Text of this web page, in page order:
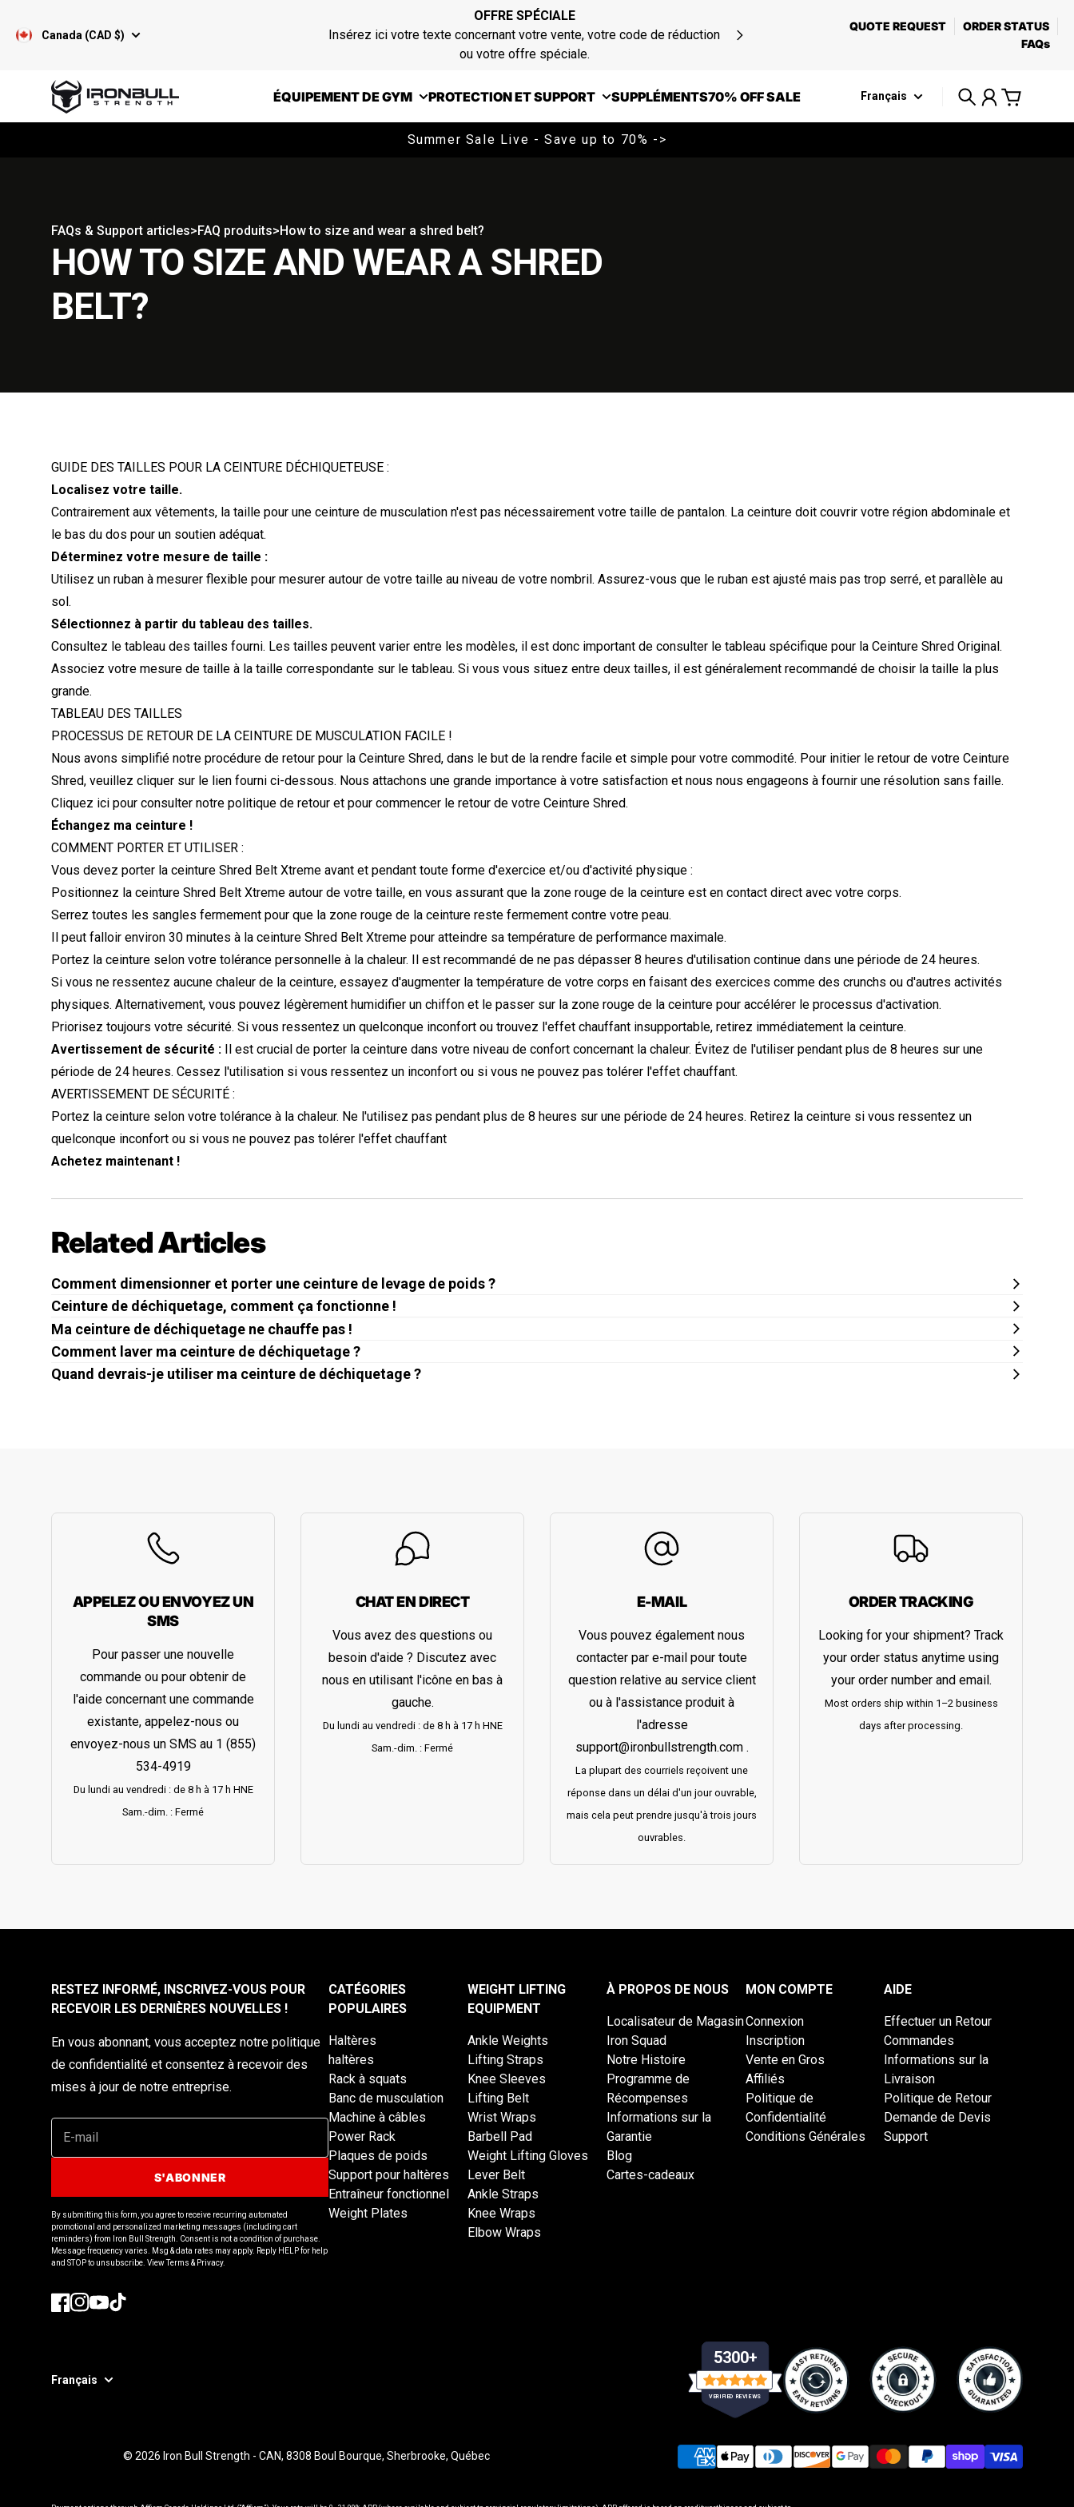
Canada (CAD $)
OFFRE SPÉCIALE
Insérez ici votre texte concernant votre vente, votre code de réduction
ou votre offre spéciale.
QUOTE REQUEST
ORDER STATUS
FAQs
Iron Bull Strength - CAN ÉQUIPEMENT DE GYM PROTECTION ET SUPPORT SUPPLÉMENTS70% OFF SALE Français
Recherche
Compte
Panier
Summer Sale Live - Save up to 70% ->
FAQs & Support articles>FAQ produits>How to size and wear a shred belt?
HOW TO SIZE AND WEAR A SHRED
BELT?
GUIDE DES TAILLES POUR LA CEINTURE DÉCHIQUETEUSE :
Localisez votre taille.
Contrairement aux vêtements, la taille pour une ceinture de musculation n'est pas nécessairement votre taille de pantalon. La ceinture doit couvrir votre région abdominale et
le bas du dos pour un soutien adéquat.
Déterminez votre mesure de taille :
Utilisez un ruban à mesurer flexible pour mesurer autour de votre taille au niveau de votre nombril. Assurez-vous que le ruban est ajusté mais pas trop serré, et parallèle au
sol.
Sélectionnez à partir du tableau des tailles.
Consultez le tableau des tailles fourni. Les tailles peuvent varier entre les modèles, il est donc important de consulter le tableau spécifique pour la Ceinture Shred Original.
Associez votre mesure de taille à la taille correspondante sur le tableau. Si vous vous situez entre deux tailles, il est généralement recommandé de choisir la taille la plus
grande.
TABLEAU DES TAILLES
PROCESSUS DE RETOUR DE LA CEINTURE DE MUSCULATION FACILE !
Nous avons simplifié notre procédure de retour pour la Ceinture Shred, dans le but de la rendre facile et simple pour votre commodité. Pour initier le retour de votre Ceinture
Shred, veuillez cliquer sur le lien fourni ci-dessous. Nous attachons une grande importance à votre satisfaction et nous nous engageons à fournir une résolution sans faille.
Cliquez ici pour consulter notre politique de retour et pour commencer le retour de votre Ceinture Shred.
Échangez ma ceinture !
COMMENT PORTER ET UTILISER :
Vous devez porter la ceinture Shred Belt Xtreme avant et pendant toute forme d'exercice et/ou d'activité physique :
Positionnez la ceinture Shred Belt Xtreme autour de votre taille, en vous assurant que la zone rouge de la ceinture est en contact direct avec votre corps.
Serrez toutes les sangles fermement pour que la zone rouge de la ceinture reste fermement contre votre peau.
Il peut falloir environ 30 minutes à la ceinture Shred Belt Xtreme pour atteindre sa température de performance maximale.
Portez la ceinture selon votre tolérance personnelle à la chaleur. Il est recommandé de ne pas dépasser 8 heures d'utilisation continue dans une période de 24 heures.
Si vous ne ressentez aucune chaleur de la ceinture, essayez d'augmenter la température de votre corps en faisant des exercices comme des crunchs ou d'autres activités
physiques. Alternativement, vous pouvez légèrement humidifier un chiffon et le passer sur la zone rouge de la ceinture pour accélérer le processus d'activation.
Priorisez toujours votre sécurité. Si vous ressentez un quelconque inconfort ou trouvez l'effet chauffant insupportable, retirez immédiatement la ceinture.
Avertissement de sécurité : Il est crucial de porter la ceinture dans votre niveau de confort concernant la chaleur. Évitez de l'utiliser pendant plus de 8 heures sur une
période de 24 heures. Cessez l'utilisation si vous ressentez un inconfort ou si vous ne pouvez pas tolérer l'effet chauffant.
AVERTISSEMENT DE SÉCURITÉ :
Portez la ceinture selon votre tolérance à la chaleur. Ne l'utilisez pas pendant plus de 8 heures sur une période de 24 heures. Retirez la ceinture si vous ressentez un
quelconque inconfort ou si vous ne pouvez pas tolérer l'effet chauffant
Achetez maintenant !
Related Articles
Comment dimensionner et porter une ceinture de levage de poids ?
Ceinture de déchiquetage, comment ça fonctionne !
Ma ceinture de déchiquetage ne chauffe pas !
Comment laver ma ceinture de déchiquetage ?
Quand devrais-je utiliser ma ceinture de déchiquetage ?
APPELEZ OU ENVOYEZ UN
SMS
Pour passer une nouvelle
commande ou pour obtenir de
l'aide concernant une commande
existante, appelez-nous ou
envoyez-nous un SMS au 1 (855)
534-4919
Du lundi au vendredi : de 8 h à 17 h HNE
Sam.-dim. : Fermé
CHAT EN DIRECT
Vous avez des questions ou
besoin d'aide ? Discutez avec
nous en utilisant l'icône en bas à
gauche.
Du lundi au vendredi : de 8 h à 17 h HNE
Sam.-dim. : Fermé
E-MAIL
Vous pouvez également nous
contacter par e-mail pour toute
question relative au service client
ou à l'assistance produit à
l'adresse
support@ironbullstrength.com.
La plupart des courriels reçoivent une
réponse dans un délai d'un jour ouvrable,
mais cela peut prendre jusqu'à trois jours
ouvrables.
ORDER TRACKING
Looking for your shipment? Track
your order status anytime using
your order number and email.
Most orders ship within 1–2 business
days after processing.
RESTEZ INFORMÉ, INSCRIVEZ-VOUS POUR
RECEVOIR LES DERNIÈRES NOUVELLES !
En vous abonnant, vous acceptez notre politique
de confidentialité et consentez à recevoir des
mises à jour de notre entreprise.
S'ABONNER
By submitting this form, you agree to receive recurring automated
promotional and personalized marketing messages (including cart
reminders) from Iron Bull Strength. Consent is not a condition of purchase.
Message frequency varies. Msg & data rates may apply. Reply HELP for help
and STOP to unsubscribe. View Terms & Privacy.
CATÉGORIES
POPULAIRES
Haltères
haltères
Rack à squats
Banc de musculation
Machine à câbles
Power Rack
Plaques de poids
Support pour haltères
Entraîneur fonctionnel
Weight Plates
WEIGHT LIFTING
EQUIPMENT
Ankle Weights
Lifting Straps
Knee Sleeves
Lifting Belt
Wrist Wraps
Barbell Pad
Weight Lifting Gloves
Lever Belt
Ankle Straps
Knee Wraps
Elbow Wraps
À PROPOS DE NOUS
Localisateur de Magasin
Iron Squad
Notre Histoire
Programme de
Récompenses
Informations sur la
Garantie
Blog
Cartes-cadeaux
MON COMPTE
Connexion
Inscription
Vente en Gros
Affiliés
Politique de
Confidentialité
Conditions Générales
AIDE
Effectuer un Retour
Commandes
Informations sur la
Livraison
Politique de Retour
Demande de Devis
Support
Français
5300+
VERIFIED REVIEWS
© 2026 Iron Bull Strength - CAN, 8308 Boul Bourque, Sherbrooke, Québec